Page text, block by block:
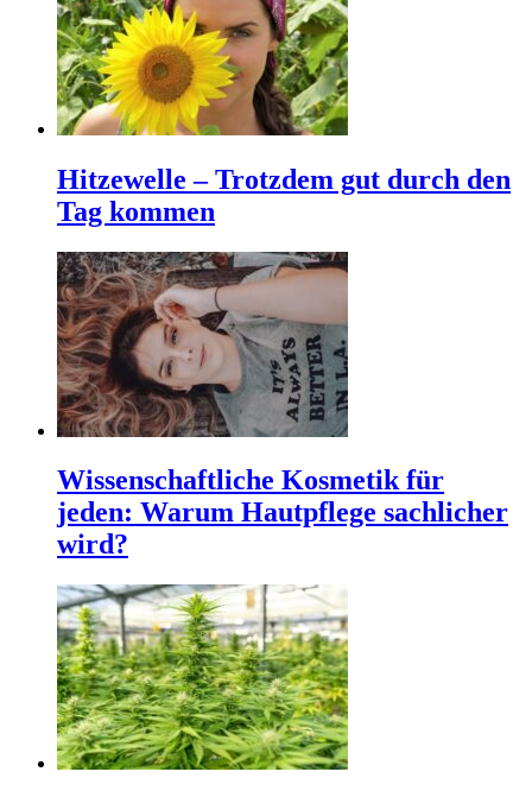
Hitzewelle – Trotzdem gut durch den
Tag kommen
Wissenschaftliche Kosmetik für
jeden: Warum Hautpflege sachlicher
wird?